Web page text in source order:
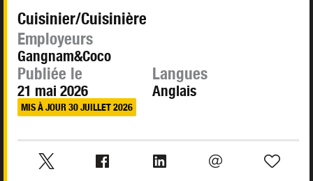
Cuisinier/Cuisinière
Employeurs
Gangnam&Coco
Publiée le
21 mai 2026
MIS À JOUR 30 JUILLET 2026
Langues
Anglais